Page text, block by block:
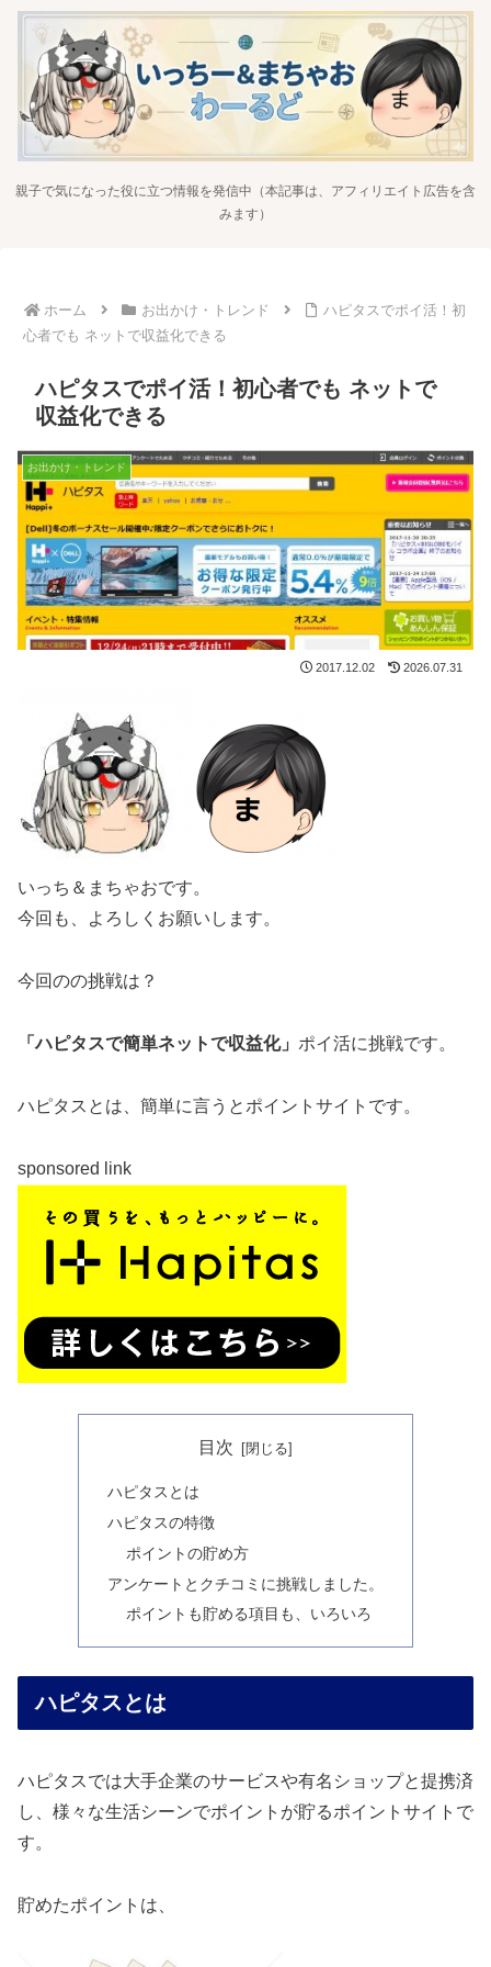
親子で気になった役に立つ情報を発信中（本記事は、アフィリエイト広告を含
みます）
ホーム お出かけ・トレンド
ハピタスでポイ活！初
心者でも ネットで収益化できる
ハピタスでポイ活！初心者でも ネットで
収益化できる
お出かけ・トレンド
2017.12.02 2026.07.31
いっち＆まちゃおです。
今回も、よろしくお願いします。
今回のの挑戦は？
「ハピタスで簡単ネットで収益化」 ポイ活に挑戦です。
ハピタスとは、簡単に言うとポイントサイトです。
sponsored link
目次
ハピタスとは
ハピタスの特徴
ポイントの貯め方
アンケートとクチコミに挑戦しました。
ポイントも貯める項目も、いろいろ
ハピタスとは
ハピタスでは大手企業のサービスや有名ショップと提携済
し、様々な生活シーンでポイントが貯るポイントサイトで
す。
貯めたポイントは、